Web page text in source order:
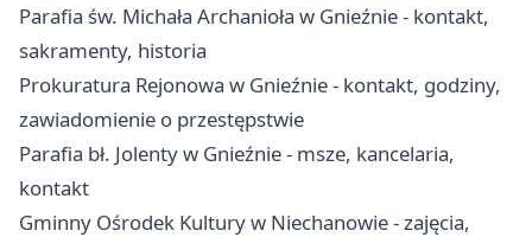
Parafia św. Michała Archanioła w Gnieźnie - kontakt,
sakramenty, historia
Prokuratura Rejonowa w Gnieźnie - kontakt, godziny,
zawiadomienie o przestępstwie
Parafia bł. Jolenty w Gnieźnie - msze, kancelaria,
kontakt
Gminny Ośrodek Kultury w Niechanowie - zajęcia,